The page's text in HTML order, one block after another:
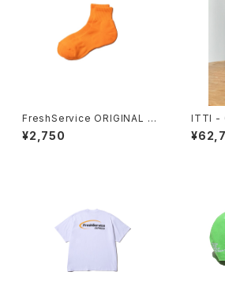
FreshService ORIGINAL 3-
PACK SHORT SOCKS
¥2,750
ITTI -
ACT